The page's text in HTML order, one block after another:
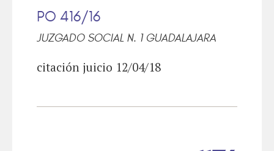
PO 416/16
JUZGADO SOCIAL N. 1 GUADALAJARA
citación juicio 12/04/18